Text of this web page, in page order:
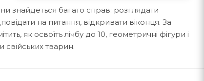
знайдеться багато справ: розглядати
на питання, відкривати віконця. За
як освоїть лічбу до 10, геометричні фігури і
тварин.